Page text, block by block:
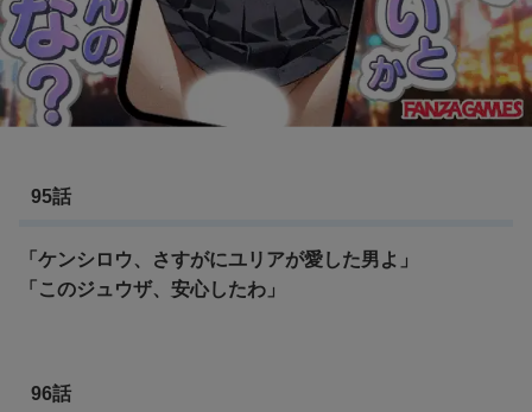
95話
「ケンシロウ、さすがにユリアが愛した男よ」
「このジュウザ、安心したわ」
96話